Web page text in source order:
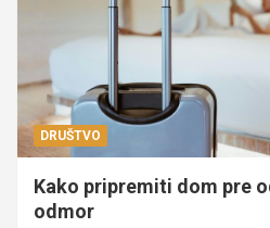
DRUŠTVO
Kako pripremiti dom pre
odmor